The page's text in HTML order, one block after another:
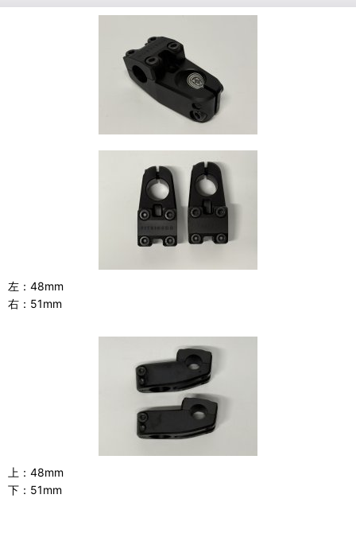
左：48mm
右：51mm
上：48mm
下：51mm